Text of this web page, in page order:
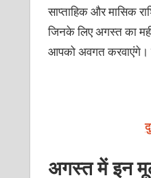
साप्ताहिक और मासिक
जिनके लिए अगस्त का
आपको अवगत करवाएंगे।
अगस्त में इन